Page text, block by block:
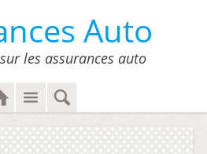
Auto
les assurances auto
o
M
n
u
S
e
a
r